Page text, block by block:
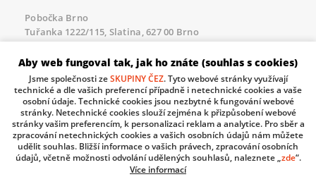
Pobočka Brno
Tuřanka 1222/115, Slatina, 627 00 Brno
Tel.:+420 461 100 823, E-mailinfo@domat.cz
Servisní linka pro námi realizované akce
Po – Pá 8.30 – 17.00
tel:+420 733 421 878, E-mailservis@domat.cz
Technická podpora:
Tel.:+420 461 100 666 , WhatsApp:+420 603 735 402
Informace o zpracovávaných osobních údajích.
Aby web fungoval tak, jak ho znáte (souhlas s cookies)
Jsme společnosti zeSKUPINY ČEZ. Tyto webové stránky využívají
technické a dle vašich preferencí případně i netechnické cookies a vaše
osobní údaje. Technické cookies jsou nezbytné k fungování webové
stránky. Netechnické cookies slouží zejména k přizpůsobení webové
stránky vašim preferencím, k personalizaci reklam a analytice. Pro sběr a
zpracování netechnických cookies a vašich osobních údajů nám můžete
udělit souhlas. Bližší informace o vašich právech, zpracování osobních
údajů, včetně možnosti odvolání udělených souhlasů, naleznete „zde“.
Více informací